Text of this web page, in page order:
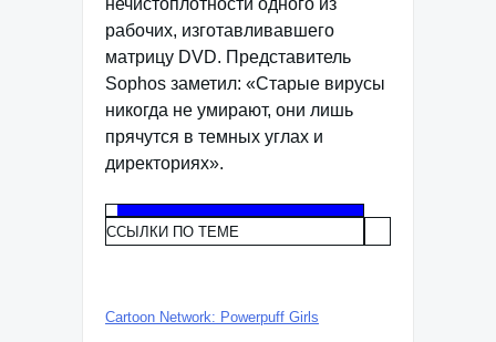
нечистоплотности одного из
рабочих, изготавливавшего
матрицу DVD. Представитель
Sophos заметил: «Старые вирусы
никогда не умирают, они лишь
прячутся в темных углах и
директориях».
ССЫЛКИ ПО ТЕМЕ
Cartoon Network: Powerpuff Girls